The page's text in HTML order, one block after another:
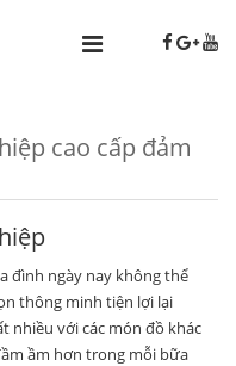
cao cấp đảm
đình ngày nay không thể
thông minh tiện lợi lại
nhiều với các món đồ khác
ầm hơn trong mỗi bữa